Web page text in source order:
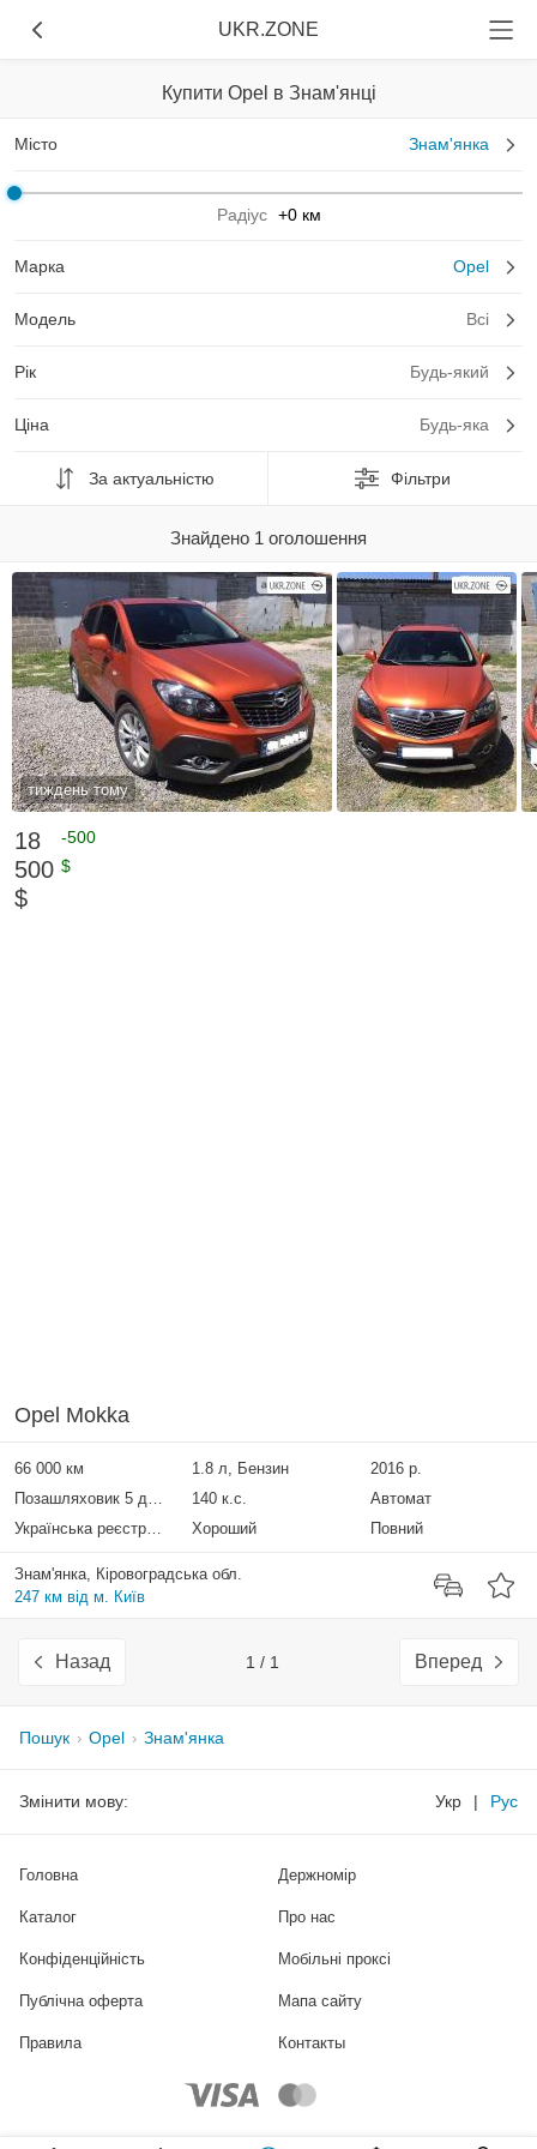
UKR.ZONE
Купити Opel в Знам'янці
Місто Знам'янка
Радіус +0 км
Марка Opel
Модель Всі
Рік Будь-який
Ціна Будь-яка
За актуальністю Фільтри
Знайдено 1 оголошення
тиждень тому
18
500
$
-500
$
Opel Mokka
66 000 км 1.8 л, Бензин
2016 р.
Позашляховик 5 дверей
140 к.с.
Автомат
Українська реєстрація
Хороший Повний
Знам'янка, Кіровоградська обл.
247 км від м. Київ
Назад 1 / 1 Вперед
Пошук Opel Знам'янка
Змінити мову: Укр | Рус
Головна
Каталог
Держномір
Про нас
Конфіденційність Мобільні проксі
Публічна оферта Мапа сайту
Правила Контакты